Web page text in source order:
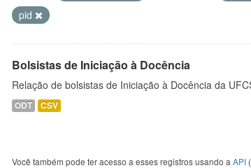
pid
Bolsistas de Iniciação à Docência
Relação de bolsistas de Iniciação à Docência da
ODT CSV
Você também pode ter acesso a esses registros usando a API